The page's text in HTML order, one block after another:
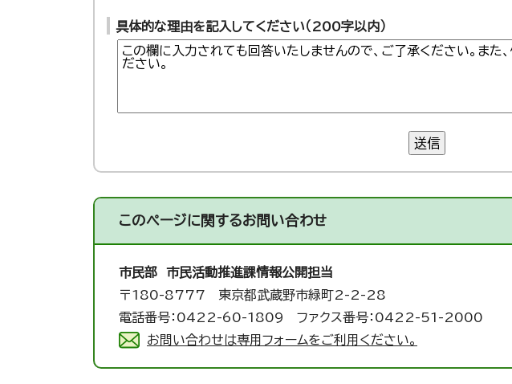
具体的な理由を記入してください（200字以内）
送信
このページに関するお問い合わせ
市民部 市民活動推進課情報公開担当
〒180-8777 東京都武蔵野市緑町2-2-28
電話番号：0422-60-1809 ファクス番号：0422-51-2000
お問い合わせは専用フォームをご利用ください。